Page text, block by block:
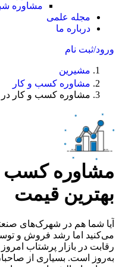
مشاوره
مجله علمی
درباره ما
ورود/ثبت نام
مشیرین
مشاوره کسب و کار
مشاوره کسب و کار
مشاوره کسب
بهترین قیمت
آیا شما هم در شهرک‌های
می‌کنید اما رشد فروش و
رقابت در بازار پرشتاب
به‌روز است. بسیاری از